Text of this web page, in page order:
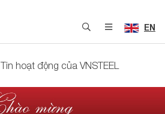
EN
Tin hoạt động của VNSTEEL